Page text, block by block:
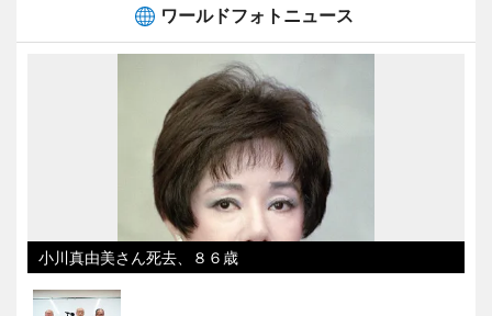
ワールドフォトニュース
小川真由美さん死去、８６歳